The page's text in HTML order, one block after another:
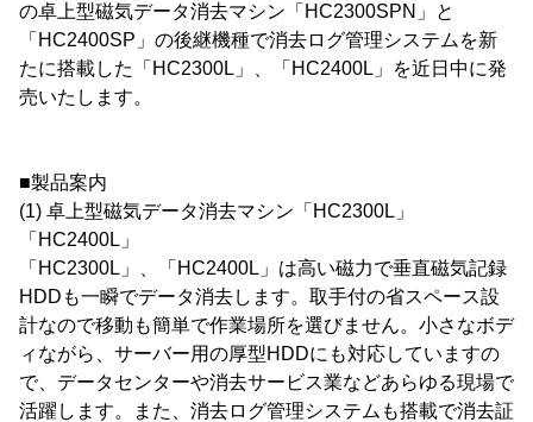
の卓上型磁気データ消去マシン「HC2300SPN」と
「HC2400SP」の後継機種で消去ログ管理システムを新
たに搭載した「HC2300L」、「HC2400L」を近日中に発
売いたします。
■製品案内
(1) 卓上型磁気データ消去マシン「HC2300L」
「HC2400L」
「HC2300L」、「HC2400L」は高い磁力で垂直磁気記録
HDDも一瞬でデータ消去します。取手付の省スペース設
計なので移動も簡単で作業場所を選びません。小さなボデ
ィながら、サーバー用の厚型HDDにも対応していますの
で、データセンターや消去サービス業などあらゆる現場で
活躍します。また、消去ログ管理システムも搭載で消去証